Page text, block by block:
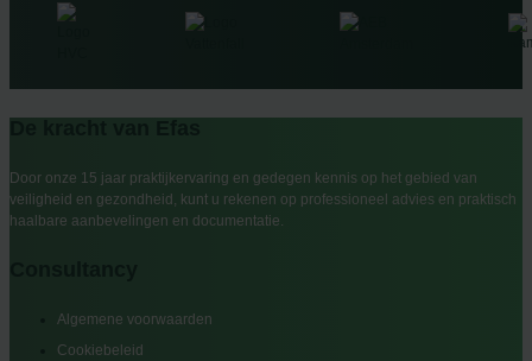
Door onze 15 jaar praktijkervaring en gedegen kennis op het gebied van
veiligheid en gezondheid, kunt u rekenen op professioneel advies en praktisch
haalbare aanbevelingen en documentatie.
Algemene voorwaarden
Cookiebeleid